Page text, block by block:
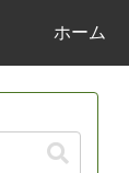
ホーム